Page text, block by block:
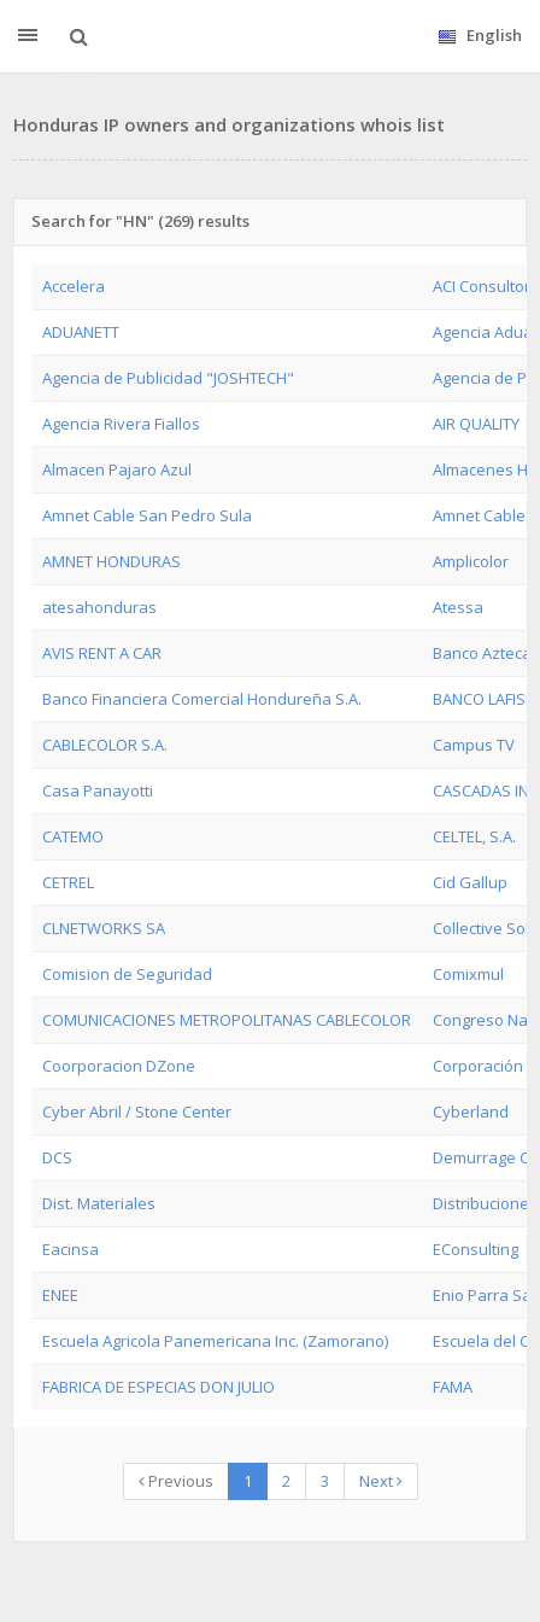
English
Honduras IP owners and organizations whois list
Search for "HN" (269) results
Accelera ACI
ADUANETT Agencia
Agencia de Publicidad "JOSHTECH" Agencia de
Agencia Rivera Fiallos AIR QUALITY
Almacen Pajaro Azul Almacenes
Amnet Cable San Pedro Sula Amnet Cable
AMNET HONDURAS Amplicolor
atesahonduras Atessa
AVIS RENT A CAR Banco Azteca
Banco Financiera Comercial Hondureña S.A. BANCO LAFISE
CABLECOLOR S.A. Campus TV
Casa Panayotti CASCADAS
CATEMO CELTEL, S.A.
CETREL Cid Gallup
CLNETWORKS SA Collective
Comision de Seguridad Comixmul
COMUNICACIONES METROPOLITANAS CABLECOLOR Congreso
Coorporacion DZone Corporación
Cyber Abril / Stone Center Cyberland
DCS Demurrage
Dist. Materiales
Eacinsa EConsulting
ENEE Enio Parra
Escuela Agricola Panemericana Inc. (Zamorano) Escuela del
FABRICA DE ESPECIAS DON JULIO FAMA
Previous 1 2 3 Next